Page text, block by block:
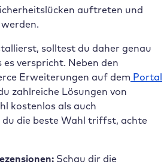
auftreten und
solltest du daher genau
verspricht. Neben den
Erweiterungen auf dem Portal
zahlreiche Lösungen von
kostenlos als auch
die beste Wahl triffst, achte
Schau dir die